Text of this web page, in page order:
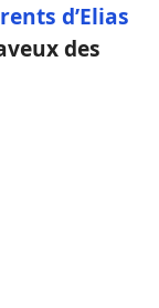
d’Elias
des